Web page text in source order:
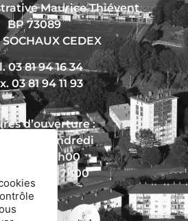
Maurice Thiévent
BP 73089
CEDEX
03 81 94 16 34
03 81 94 11 93
d’ouverture :
au vendredi
8h30 à 12h00
13h30 à 17h00